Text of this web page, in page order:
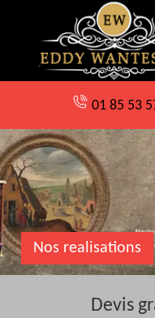
01 85 53
Nos realisations
Devis